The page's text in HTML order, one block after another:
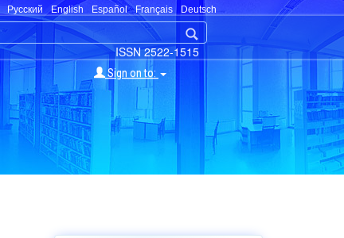
Русский English Español Français Deutsch
ISSN 2522-1515
Sign on to: